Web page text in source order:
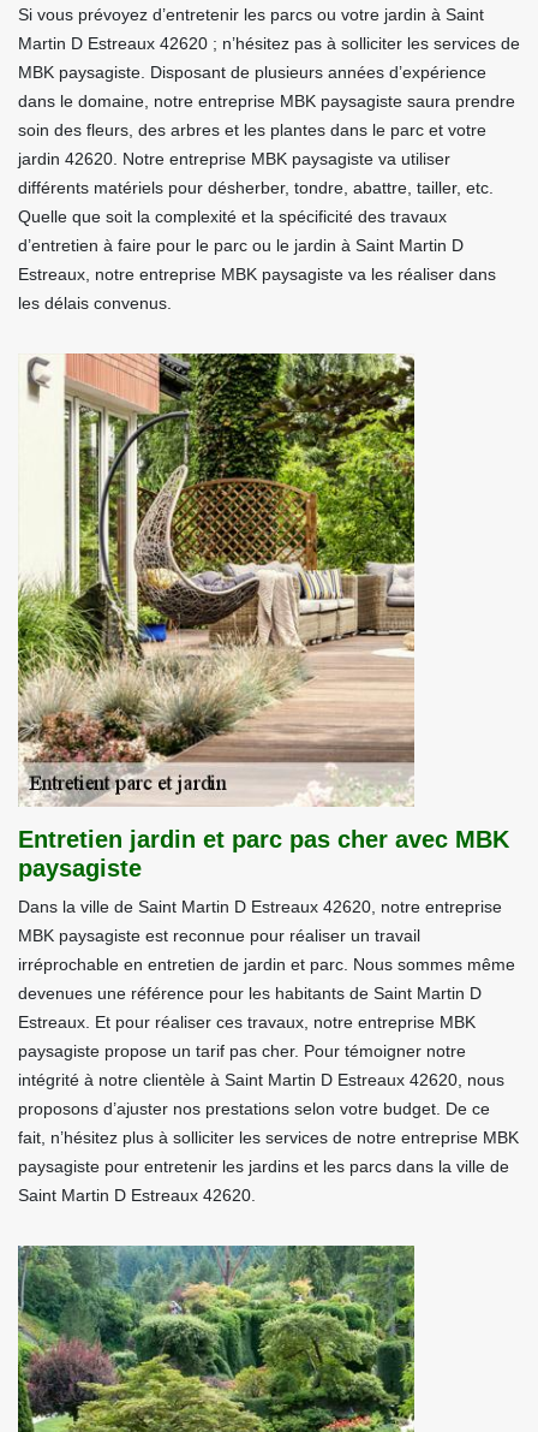
Si vous prévoyez d’entretenir les parcs ou votre jardin à Saint
Martin D Estreaux 42620 ; n’hésitez pas à solliciter les services de
MBK paysagiste. Disposant de plusieurs années d’expérience
dans le domaine, notre entreprise MBK paysagiste saura prendre
soin des fleurs, des arbres et les plantes dans le parc et votre
jardin 42620. Notre entreprise MBK paysagiste va utiliser
différents matériels pour désherber, tondre, abattre, tailler, etc.
Quelle que soit la complexité et la spécificité des travaux
d’entretien à faire pour le parc ou le jardin à Saint Martin D
Estreaux, notre entreprise MBK paysagiste va les réaliser dans
les délais convenus.
Entretien jardin et parc pas cher avec MBK
paysagiste
Dans la ville de Saint Martin D Estreaux 42620, notre entreprise
MBK paysagiste est reconnue pour réaliser un travail
irréprochable en entretien de jardin et parc. Nous sommes même
devenues une référence pour les habitants de Saint Martin D
Estreaux. Et pour réaliser ces travaux, notre entreprise MBK
paysagiste propose un tarif pas cher. Pour témoigner notre
intégrité à notre clientèle à Saint Martin D Estreaux 42620, nous
proposons d’ajuster nos prestations selon votre budget. De ce
fait, n’hésitez plus à solliciter les services de notre entreprise MBK
paysagiste pour entretenir les jardins et les parcs dans la ville de
Saint Martin D Estreaux 42620.